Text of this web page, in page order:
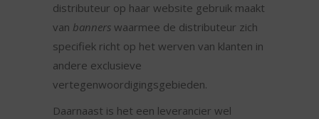
distributeur op haar website gebruik maakt
van banners waarmee de distributeur zich
specifiek richt op het werven van klanten in
andere exclusieve
vertegenwoordigingsgebieden.
Daarnaast is het een leverancier wel